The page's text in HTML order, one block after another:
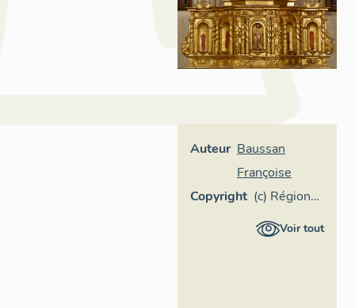
Auteur Baussan
Françoise
Copyright (c) Région
Provence-Voir tout